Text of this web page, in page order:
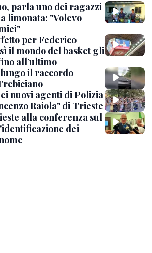
parla uno dei ragazzi
limonata: "Volevo
per Federico
il mondo del basket gli
all’ultimo
il raccordo
nuovi agenti di Polizia
Raiola" di Trieste
alla conferenza sul
dei